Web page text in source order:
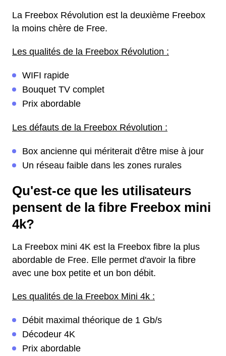
La Freebox Révolution est la deuxième Freebox
la moins chère de Free.
Les qualités de la Freebox Révolution :
WIFI rapide
Bouquet TV complet
Prix abordable
Les défauts de la Freebox Révolution :
Box ancienne qui mériterait d'être mise à jour
Un réseau faible dans les zones rurales
Qu'est-ce que les utilisateurs
pensent de la fibre Freebox mini
4k?
La Freebox mini 4K est la Freebox fibre la plus
abordable de Free. Elle permet d'avoir la fibre
avec une box petite et un bon débit.
Les qualités de la Freebox Mini 4k :
Débit maximal théorique de 1 Gb/s
Décodeur 4K
Prix abordable